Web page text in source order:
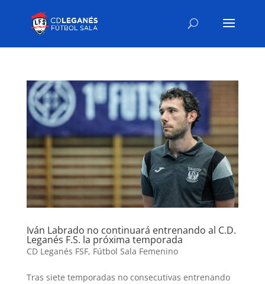
Iván Labrado no continuará entrenando al C.D.
Leganés F.S. la próxima temporada
CD Leganés FSF, Fútbol Sala Femenino
Tras siete temporadas no consecutivas entrenando